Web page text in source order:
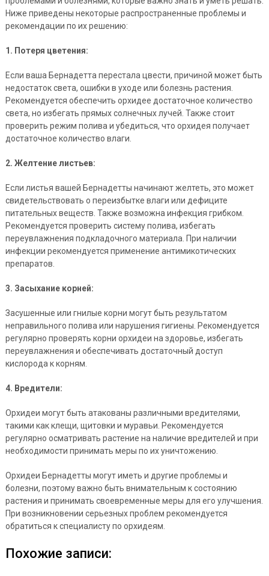
Ниже приведены некоторые распространенные проблемы и
рекомендации по их решению:
1. Потеря цветения:
Если ваша Бернадетта перестала цвести, причиной может быть
недостаток света, ошибки в уходе или болезнь растения.
Рекомендуется обеспечить орхидее достаточное количество
света, но избегать прямых солнечных лучей. Также стоит
проверить режим полива и убедиться, что орхидея получает
достаточное количество влаги.
2. Желтение листьев:
Если листья вашей Бернадетты начинают желтеть, это может
свидетельствовать о переизбытке влаги или дефиците
питательных веществ. Также возможна инфекция грибком.
Рекомендуется проверить систему полива, избегать
переувлажнения подкладочного материала. При наличии
инфекции рекомендуется применение антимикотических
препаратов.
3. Засыхание корней:
Засушенные или гнилые корни могут быть результатом
неправильного полива или нарушения гигиены. Рекомендуется
регулярно проверять корни орхидеи на здоровье, избегать
переувлажнения и обеспечивать достаточный доступ
кислорода к корням.
4. Вредители:
Орхидеи могут быть атакованы различными вредителями,
такими как клещи, щитовки и муравьи. Рекомендуется
регулярно осматривать растение на наличие вредителей и при
необходимости принимать меры по их уничтожению.
Орхидеи Бернадетты могут иметь и другие проблемы и
болезни, поэтому важно быть внимательным к состоянию
растения и принимать своевременные меры для его улучшения.
При возникновении серьезных проблем рекомендуется
обратиться к специалисту по орхидеям.
Похожие записи: